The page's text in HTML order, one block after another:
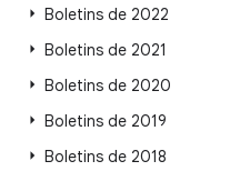
Boletins de 2022
Boletins de 2021
Boletins de 2020
Boletins de 2019
Boletins de 2018